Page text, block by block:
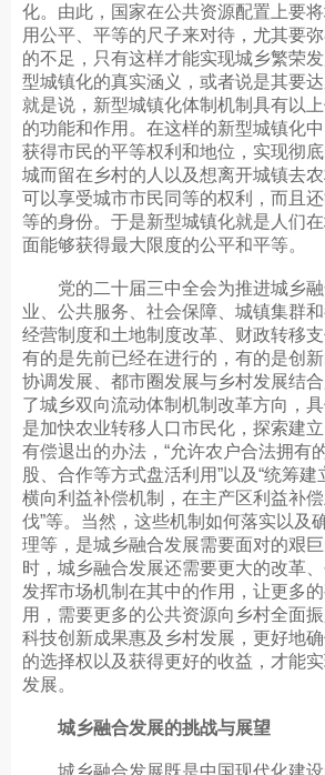
化。由此，国家在公共资源配置上要
用公平、平等的尺子来对待，尤其要
的不足，只有这样才能实现城乡繁荣
型城镇化的真实涵义，或者说是其要
就是说，新型城镇化体制机制具有以
的功能和作用。在这样的新型城镇化
获得市民的平等权利和地位，实现彻
城而留在乡村的人以及想离开城镇去
可以享受城市市民同等的权利，而且
等的身份。于是新型城镇化就是人们
面能够获得最大限度的公平和平等。
党的二十届三中全会为推进城乡融
业、公共服务、社会保障、城镇集群
经营制度和土地制度改革、财政转移支
有的是先前已经在进行的，有的是创
协调发展、都市圈发展与乡村发展结
了城乡双向流动体制机制改革方向，
是加快农业转移人口市民化，探索建
有偿退出的办法，“允许农户合法拥有
股、合作等方式盘活利用”以及“统筹
横向利益补偿机制，在主产区利益补
伐”等。当然，这些机制如何落实以及
理等，是城乡融合发展需要面对的艰
时，城乡融合发展还需要更大的改革
发挥市场机制在其中的作用，让更多
用，需要更多的公共资源向乡村全面
科技创新成果惠及乡村发展，更好地
的选择权以及获得更好的收益，才能
发展。
城乡融合发展的挑战与展望